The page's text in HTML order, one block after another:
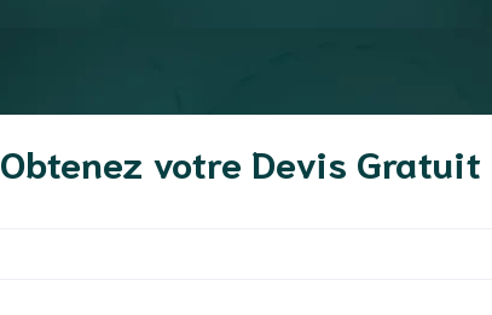
Obtenez votre Devis Gratuit